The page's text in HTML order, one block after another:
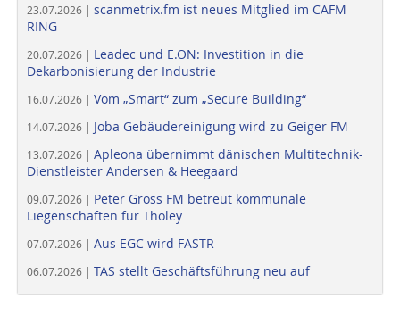
23.07.2026 | scanmetrix.fm ist neues Mitglied im CAFM
RING
20.07.2026 | Leadec und E.ON: Investition in die
Dekarbonisierung der Industrie
16.07.2026 | Vom „Smart“ zum „Secure Building“
14.07.2026 | Joba Gebäudereinigung wird zu Geiger FM
13.07.2026 | Apleona übernimmt dänischen Multitechnik-
Dienstleister Andersen & Heegaard
09.07.2026 | Peter Gross FM betreut kommunale
Liegenschaften für Tholey
07.07.2026 | Aus EGC wird FASTR
06.07.2026 | TAS stellt Geschäftsführung neu auf